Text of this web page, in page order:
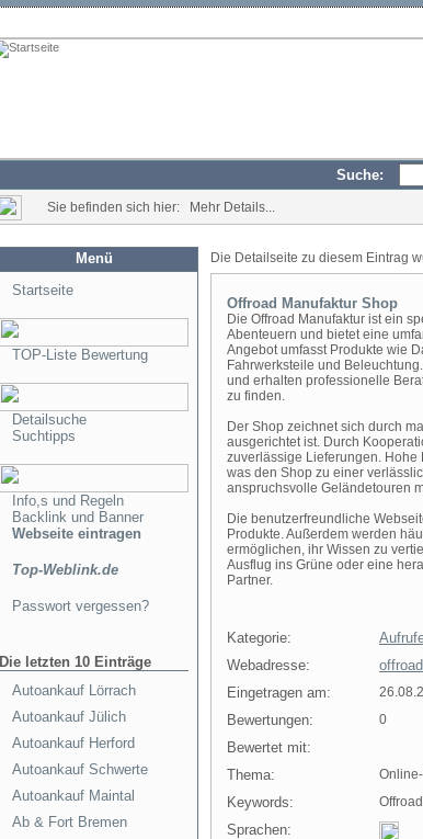
Suche:
Sie befinden sich hier: Mehr Details...
Menü
Startseite
TOP-Liste Bewertung
Detailsuche
Suchtipps
Info,s und Regeln
Backlink und Banner
Webseite eintragen
Top-Weblink.de
Passwort vergessen?
Die letzten 10 Einträge
Autoankauf Lörrach
Autoankauf Jülich
Autoankauf Herford
Autoankauf Schwerte
Autoankauf Maintal
Ab & Fort Bremen
Die Detailseite zu diesem Eintrag
Offroad Manufaktur Shop
Die Offroad Manufaktur ist ein
Abenteuern und bietet eine
Angebot umfasst Produkte wie
Fahrwerksteile und
und erhalten professionelle
zu finden.
Der Shop zeichnet sich durch
ausgerichtet ist. Durch
zuverlässige Lieferungen. Hohe
was den Shop zu einer
anspruchsvolle Geländetouren
Die benutzerfreundliche
Produkte. Außerdem werden
ermöglichen, ihr Wissen zu
Ausflug ins Grüne oder eine
Partner.
Kategorie:
Webadresse:
Eingetragen am:
Bewertungen: 0
Bewertet mit:
Thema:
Keywords:
Sprachen: